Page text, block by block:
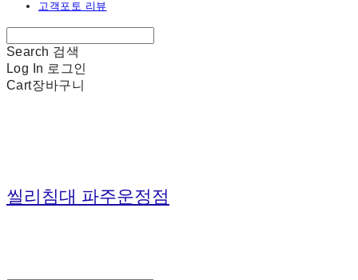
고객포토 리뷰
Search 검색
Log In 로그인
Cart장바구니
씰리침대 파주운정점